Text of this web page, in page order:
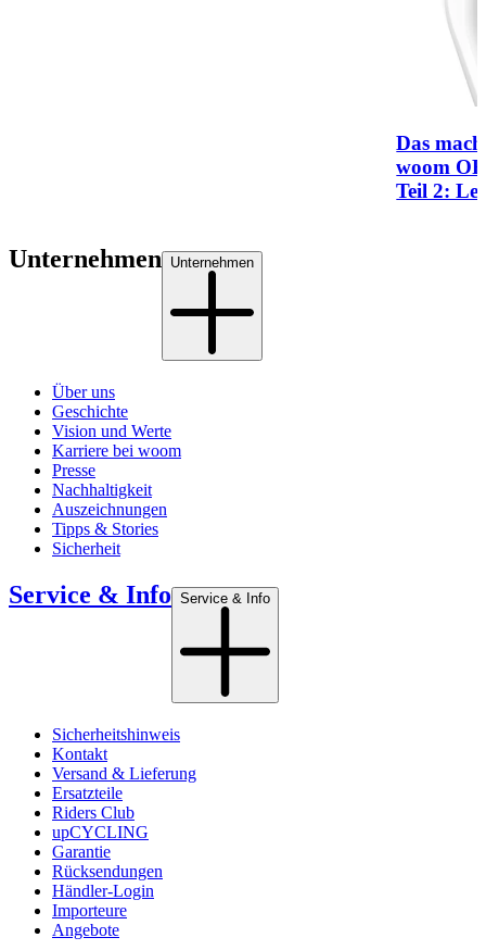
Das
woom
Teil 2:
Unternehmen Unternehmen
Über uns
Geschichte
Vision und Werte
Karriere bei woom
Presse
Nachhaltigkeit
Auszeichnungen
Tipps & Stories
Sicherheit
Service & Info Service & Info
Sicherheitshinweis
Kontakt
Versand & Lieferung
Ersatzteile
Riders Club
upCYCLING
Garantie
Rücksendungen
Händler-Login
Importeure
Angebote